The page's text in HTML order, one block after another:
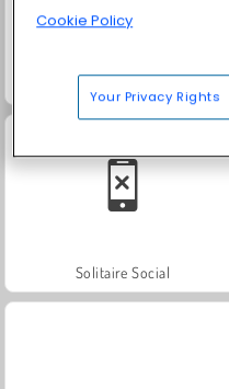
Solitaire Social
Cookie Policy
Your Privacy Rights